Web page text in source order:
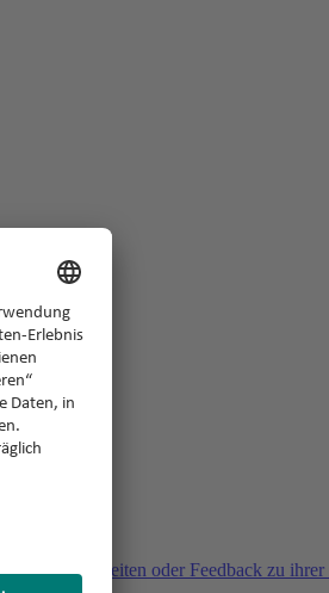
Unklarheiten oder Feedback zu